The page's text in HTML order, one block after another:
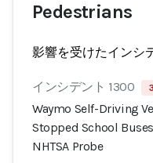
Pedestrians
影響を受けたインシ
インシデント 1300
Waymo Self-Driving
Stopped School
NHTSA Probe